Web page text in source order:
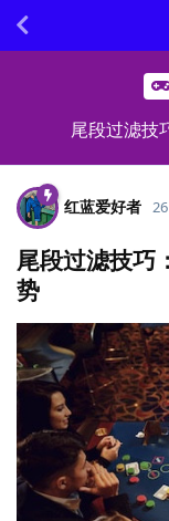
尾段过滤技
红蓝爱好者
尾段过滤技巧
势